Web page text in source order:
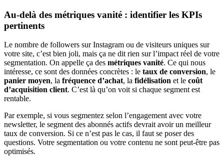
Au-delà des métriques vanité : identifier les KPIs
pertinents
Le nombre de followers sur Instagram ou de visiteurs uniques sur
votre site, c’est bien joli, mais ça ne dit rien sur l’impact réel de votre
segmentation. On appelle ça des métriques vanité. Ce qui nous
intéresse, ce sont des données concrètes : le taux de conversion, le
panier moyen, la fréquence d’achat, la fidélisation et le coût
d’acquisition client. C’est là qu’on voit si chaque segment est
rentable.
Par exemple, si vous segmentez selon l’engagement avec votre
newsletter, le segment des abonnés actifs devrait avoir un meilleur
taux de conversion. Si ce n’est pas le cas, il faut se poser des
questions. Votre segmentation ou votre contenu ne sont peut-être pas
optimisés.